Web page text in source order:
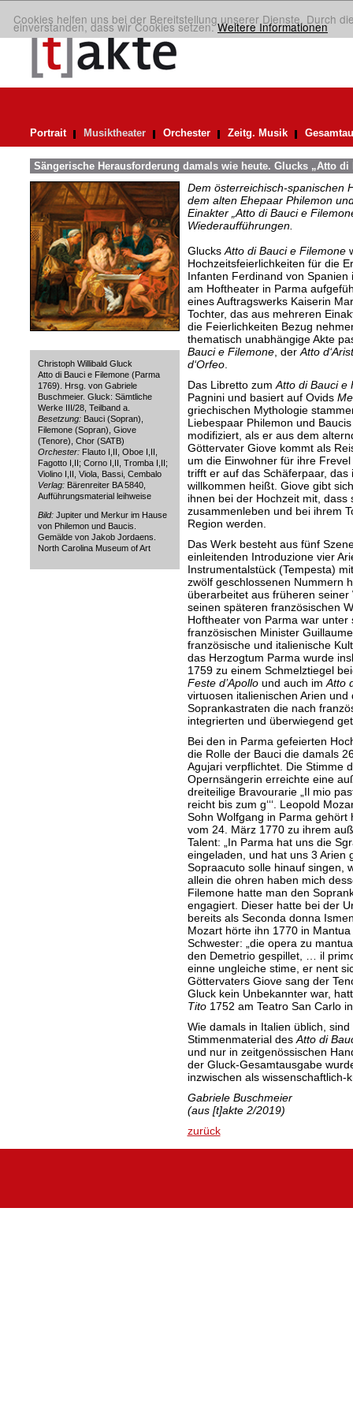
Cookies helfen uns bei der Bereitstellung unserer Dienste. Durch
einverstanden, dass wir Cookies setzen.Weitere Informationen
Portrait Musiktheater Orchester Zeitg. Musik
Sängerische Herausforderung damals wie heute. Glucks „Atto di
Christoph Willibald Gluck
Atto di Bauci e Filemone (Parma
1769). Hrsg. von Gabriele
Buschmeier. Gluck: Sämtliche
Werke III/28, Teilband a.
Besetzung:Bauci (Sopran),
Filemone (Sopran), Giove
(Tenore), Chor (SATB)
Orchester:Flauto I,II, Oboe I,II,
Fagotto I,II; Corno I,II, Tromba I,II;
Violino I,II, Viola, Bassi, Cembalo
Verlag:Bärenreiter BA 5840,
Aufführungsmaterial leihweise
Bild:Jupiter und Merkur im Hause
von Philemon und Baucis.
Gemälde von Jakob Jordaens.
North Carolina Museum of Art
Dem österreichisch-spanischen
dem alten Ehepaar Philemon
Einakter „Atto di Bauci e
Wiederaufführungen.
Glucks Atto di Bauci e Filemone
Hochzeitsfeierlichkeiten für die
Infanten Ferdinand von
am Hoftheater in Parma
eines Auftragswerks Kaiserin
Tochter, das aus mehreren
die Feierlichkeiten Bezug
thematisch unabhängige Akte
Bauci e Filemone, der Atto
d‘Orfeo.
Das Libretto zum Atto di Bauci e
Pagnini und basiert auf Ovids
griechischen Mythologie
Liebespaar Philemon und
modifiziert, als er aus dem
Göttervater Giove kommt als
um die Einwohner für ihre
trifft er auf das Schäferpaar,
willkommen heißt. Giove gibt
ihnen bei der Hochzeit mit, dass
zusammenleben und bei ihrem
Region werden.
Das Werk besteht aus fünf
einleitenden Introduzione vier
Instrumentalstück (Tempesta)
zwölf geschlossenen Nummern
überarbeitet aus früheren
seinen späteren französischen
Hoftheater von Parma war
französischen Minister
französische und italienische
das Herzogtum Parma wurde
1759 zu einem Schmelztiegel
Feste d’Apollound auch im Atto
virtuosen italienischen Arien und
Soprankastraten die nach
integrierten und überwiegend
Bei den in Parma gefeierten
die Rolle der Bauci die damals
Agujari verpflichtet. Die Stimme
Opernsängerin erreichte eine
dreiteilige Bravourarie „Il mio
reicht bis zum g‘‘‘. Leopold
Sohn Wolfgang in Parma
vom 24. März 1770 zu ihrem
Talent: „In Parma hat uns die
eingeladen, und hat uns 3 Arien
Sopraacuto solle hinauf singen,
allein die ohren haben mich
Filemone hatte man den
engagiert. Dieser hatte bei der
bereits als Seconda donna
Mozart hörte ihn 1770 in
Schwester: „die opera zu
den Demetrio gespillet, … il
einne ungleiche stime, er nent
Göttervaters Giove sang der
Gluck kein Unbekannter war,
Tito1752 am Teatro San Carlo
Wie damals in Italien üblich,
Stimmenmaterial des Atto di
und nur in zeitgenössischen
der Gluck-Gesamtausgabe
inzwischen als wissenschaftlich-
Gabriele Buschmeier
(aus [t]akte 2/2019)
zurück